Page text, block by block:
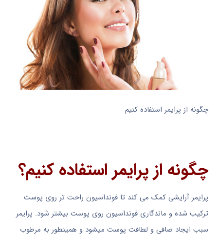
چگونه از پرایمر استفاده کنیم
چگونه از پرایمر استفاده کنیم؟
پرایمر آرایشی کمک می کند تا فونداسیون راحت تر روی پوست
ترکیب شده و ماندگاری فونداسیون روی پوست بیشتر شود. پرایمر
سبب ایجاد صافی و لطافت پوست میشود و همینطور به مرطوب